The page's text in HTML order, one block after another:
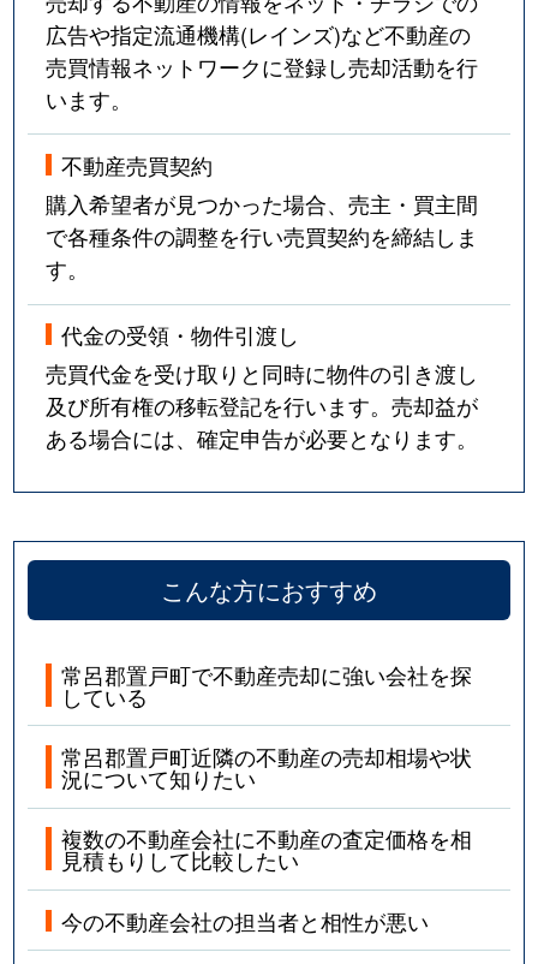
広告や指定流通機構(レインズ)など不動産の
売買情報ネットワークに登録し売却活動を行
います。
不動産売買契約
購入希望者が見つかった場合、売主・買主間
で各種条件の調整を行い売買契約を締結しま
す。
代金の受領・物件引渡し
売買代金を受け取りと同時に物件の引き渡し
及び所有権の移転登記を行います。売却益が
ある場合には、確定申告が必要となります。
こんな方におすすめ
常呂郡置戸町で不動産売却に強い会社を探
している
常呂郡置戸町近隣の不動産の売却相場や状
況について知りたい
複数の不動産会社に不動産の査定価格を相
見積もりして比較したい
今の不動産会社の担当者と相性が悪い